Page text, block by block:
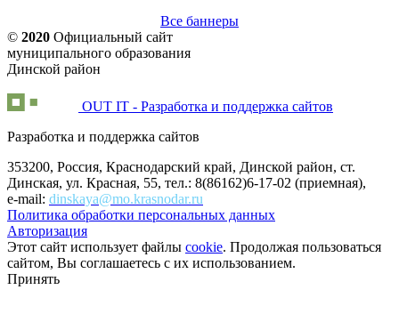
Все баннеры
© 2020 Официальный сайт
муниципального образования
Динской район
OUT IT - Разработка и поддержка сайтов
Разработка и поддержка сайтов
353200, Россия, Краснодарский край, Динской район, ст.
Динская, ул. Красная, 55, тел.: 8(86162)6-17-02 (приемная),
e-mail: dinskaya@mo.krasnodar.ru
Политика обработки персональных данных
Авторизация
Этот сайт использует файлы cookie. Продолжая пользоваться
сайтом, Вы соглашаетесь с их использованием.
Принять